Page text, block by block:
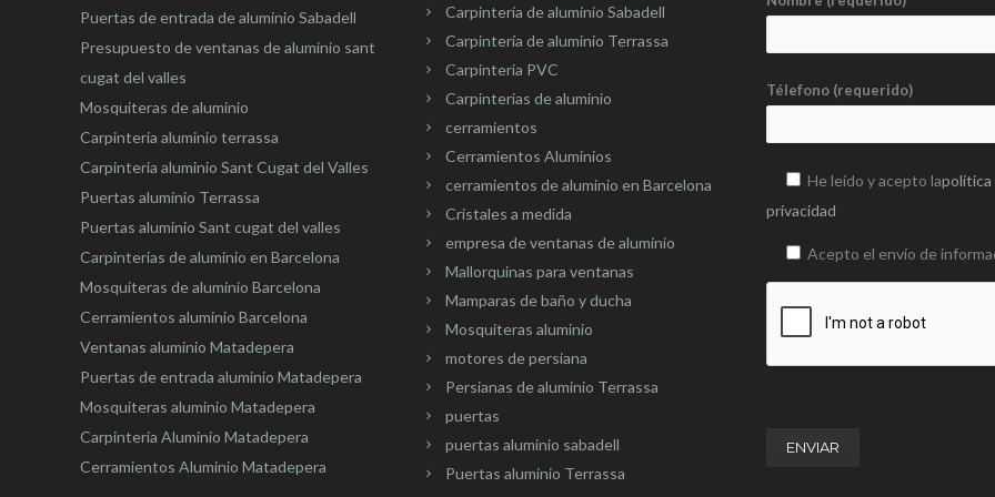
Puertas de entrada de aluminio Sabadell
Presupuesto de ventanas de aluminio sant
cugat del valles
Mosquiteras de aluminio
Carpinteria aluminio terrassa
Carpinteria aluminio Sant Cugat del Valles
Puertas aluminio Terrassa
Puertas aluminio Sant cugat del valles
Carpinterias de aluminio en Barcelona
Mosquiteras de aluminio Barcelona
Cerramientos aluminio Barcelona
Ventanas aluminio Matadepera
Puertas de entrada aluminio Matadepera
Mosquiteras aluminio Matadepera
Carpinteria Aluminio Matadepera
Cerramientos Aluminio Matadepera
Carpintería de aluminio Sabadell
Carpintería de aluminio Terrassa
Carpinteria PVC
Carpinterias de aluminio
cerramientos
Cerramientos Aluminios
cerramientos de aluminio en Barcelona
Cristales a medida
empresa de ventanas de aluminio
Mallorquinas para ventanas
Mamparas de baño y ducha
Mosquiteras aluminio
motores de persiana
Persianas de aluminio Terrassa
puertas
puertas aluminio sabadell
Puertas aluminio Terrassa
Télefono (requerido)
He leído y acepto lapolítica
privacidad
Acepto el envío de